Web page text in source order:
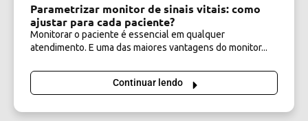
Parametrizar monitor de sinais vitais: como
ajustar para cada paciente?
Monitorar o paciente é essencial em qualquer
atendimento. E uma das maiores vantagens do monitor...
Continuar lendo